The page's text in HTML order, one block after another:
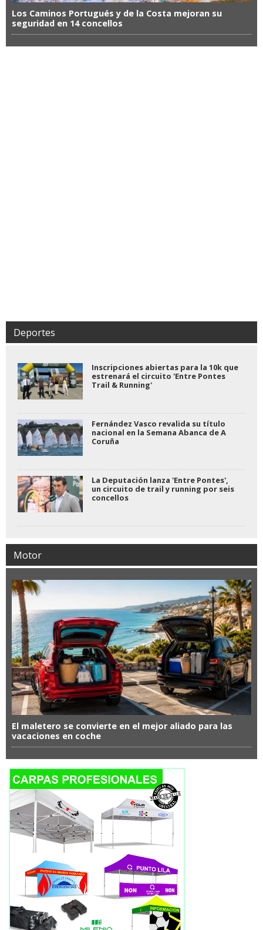
Los Caminos Portugués y de la Costa mejoran su
seguridad en 14 concellos
Deportes
Inscripciones abiertas para la 10k que
estrenará el circuito 'Entre Pontes
Trail & Running'
Fernández Vasco revalida su título
nacional en la Semana Abanca de A
Coruña
La Deputación lanza 'Entre Pontes',
un circuito de trail y running por seis
concellos
Motor
El maletero se convierte en el mejor aliado para las
vacaciones en coche